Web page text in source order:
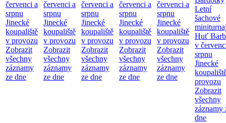
červenci a
srpnu
Jinecké
koupaliště
v provozu
Zobrazit
všechny
záznamy
ze dne
červenci a
srpnu
Jinecké
koupaliště
v provozu
Zobrazit
všechny
záznamy
ze dne
červenci a
srpnu
Jinecké
koupaliště
v provozu
Zobrazit
všechny
záznamy
ze dne
červenci a
srpnu
Jinecké
koupaliště
v provozu
Zobrazit
všechny
záznamy
ze dne
červenci a
srpnu
Jinecké
koupaliště
v provozu
Zobrazit
všechny
záznamy
ze dne
Letní
šachové
Huť
v
srpnu
Jinecké
provozu
Zobrazit
všechny
záznamy
dne